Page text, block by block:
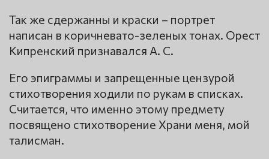
Так же сдержанны и краски – портрет
написан в коричневато-зеленых тонах. Орест
Кипренский признавался А. С.
Его эпиграммы и запрещенные цензурой
стихотворения ходили по рукам в списках.
Считается, что именно этому предмету
посвящено стихотворение Храни меня, мой
талисман.